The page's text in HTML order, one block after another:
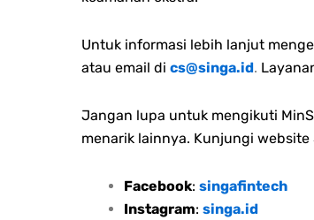
Untuk informasi lebih lanjut
atau email di cs@singa.id.
Jangan lupa untuk mengikuti
menarik lainnya. Kunjungi website
Facebook: singafintech
Instagram: singa.id